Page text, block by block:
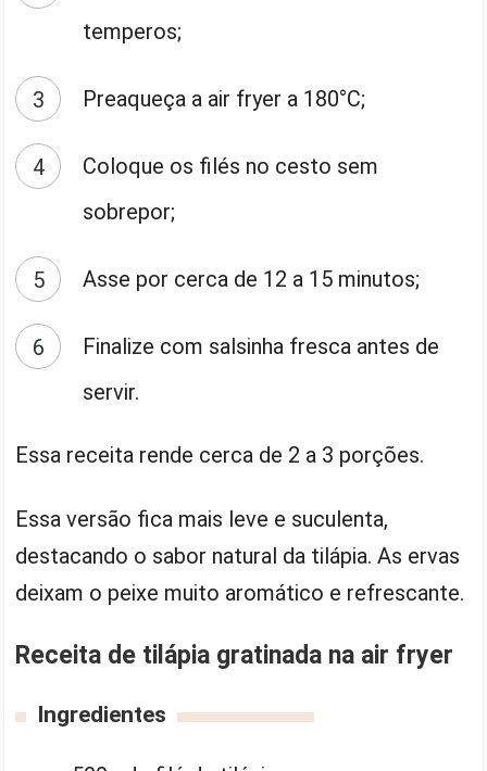
temperos;
Preaqueça a air fryer a 180°C;
Coloque os filés no cesto sem
sobrepor;
Asse por cerca de 12 a 15 minutos;
Finalize com salsinha fresca antes de
servir.
Essa receita rende cerca de 2 a 3 porções.
Essa versão fica mais leve e suculenta,
destacando o sabor natural da tilápia. As ervas
deixam o peixe muito aromático e refrescante.
Receita de tilápia gratinada na air fryer
Ingredientes